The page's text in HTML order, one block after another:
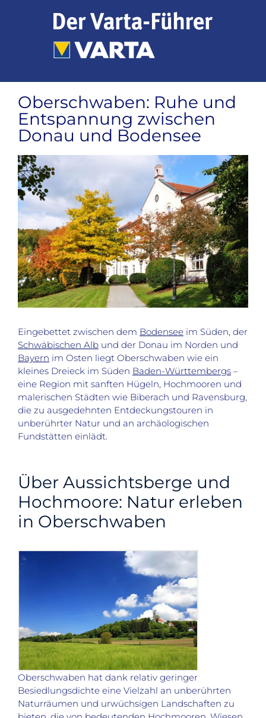
Oberschwaben: Ruhe und
Entspannung zwischen
Donau und Bodensee
Zeige
grösseres
Bild
Eingebettet zwischen dem Bodensee im Süden, der
Schwäbischen Alb und der Donau im Norden und
Bayern im Osten liegt Oberschwaben wie ein
kleines Dreieck im Süden Baden-Württembergs –
eine Region mit sanften Hügeln, Hochmooren und
malerischen Städten wie Biberach und Ravensburg,
die zu ausgedehnten Entdeckungstouren in
unberührter Natur und an archäologischen
Fundstätten einlädt.
Über Aussichtsberge und
Hochmoore: Natur erleben
in Oberschwaben
Oberschwaben hat dank relativ geringer
Besiedlungsdichte eine Vielzahl an unberührten
Naturräumen und urwüchsigen Landschaften zu